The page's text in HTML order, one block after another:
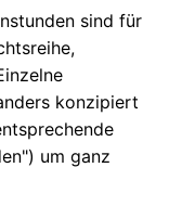
sind für
konzipiert
um ganz